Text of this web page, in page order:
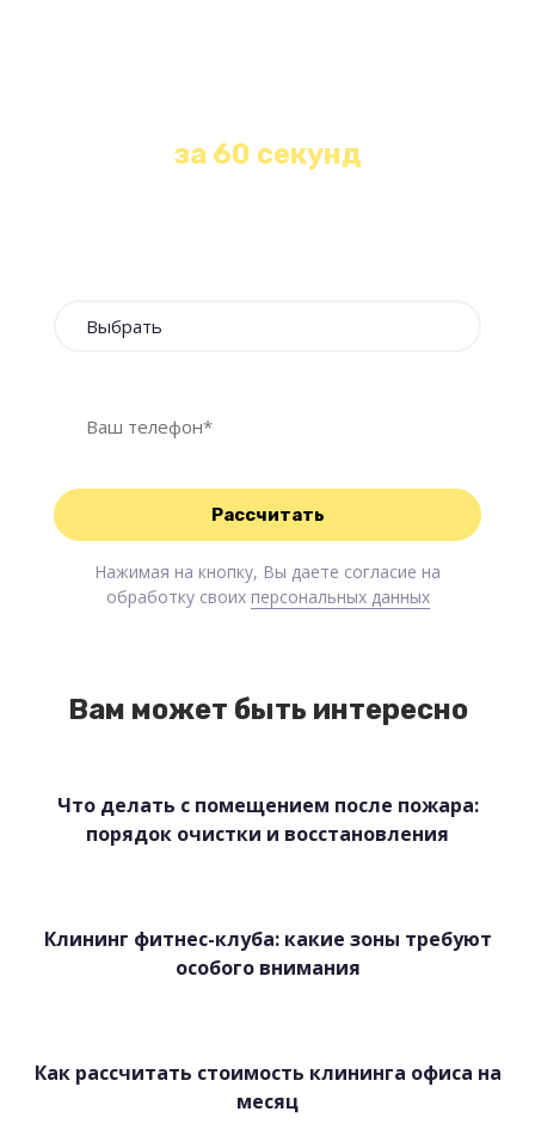
за 60 секунд
Нажимая на кнопку, Вы даете согласие на
обработку своих персональных данных
Вам может быть интересно
Что делать с помещением после пожара:
порядок очистки и восстановления
Клининг фитнес-клуба: какие зоны требуют
особого внимания
Как рассчитать стоимость клининга офиса на
месяц